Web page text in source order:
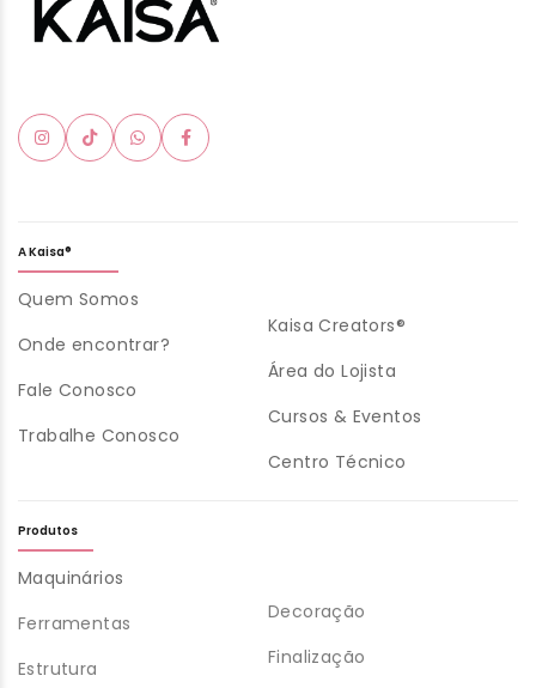
A Kaisa®
Quem Somos
Onde encontrar?
Fale Conosco
Trabalhe Conosco
Kaisa Creators®
Área do Lojista
Cursos & Eventos
Centro Técnico
Produtos
Maquinários
Ferramentas
Estrutura
Decoração
Finalização